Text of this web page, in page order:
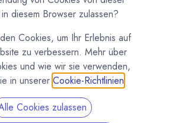
diesem Browser zulassen?
Cookies, um Ihr Erlebnis auf
zu verbessern. Mehr über
und wie wir sie verwenden,
in unserer Cookie-Richtlinien
Cookies zulassen